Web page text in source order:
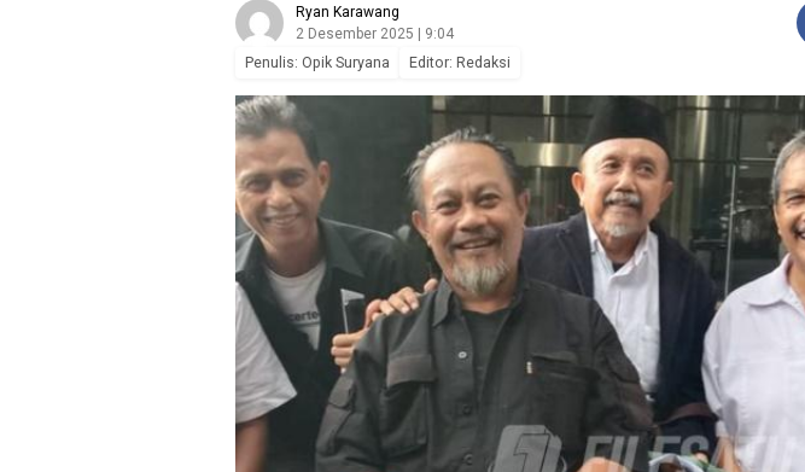
Ryan Karawang
2 Desember 2025 | 9:04
Penulis: Opik Suryana Editor: Redaksi